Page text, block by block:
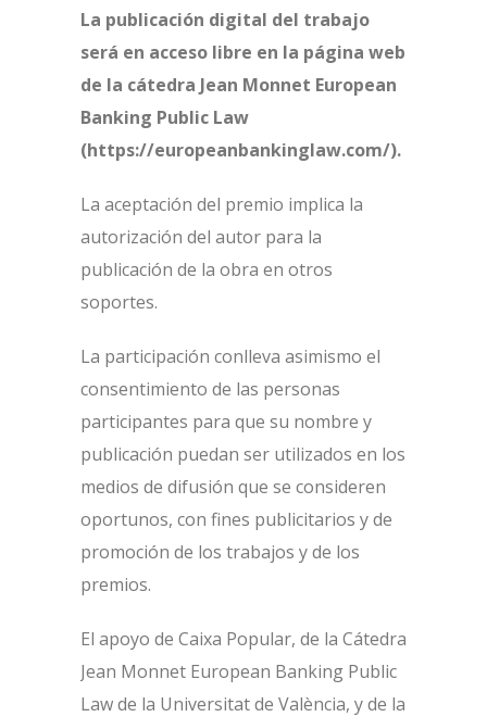
La publicación digital del trabajo
será en acceso libre en la página web
de la cátedra Jean Monnet European
Banking Public Law
(https://europeanbankinglaw.com/).
La aceptación del premio implica la
autorización del autor para la
publicación de la obra en otros
soportes.
La participación conlleva asimismo el
consentimiento de las personas
participantes para que su nombre y
publicación puedan ser utilizados en los
medios de difusión que se consideren
oportunos, con fines publicitarios y de
promoción de los trabajos y de los
premios.
El apoyo de Caixa Popular, de la Cátedra
Jean Monnet European Banking Public
Law de la Universitat de València, y de la